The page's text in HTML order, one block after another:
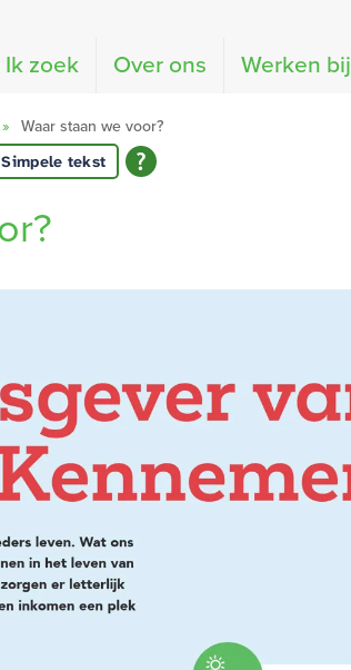
Ik zoek Over ons Werken bij
Waar staan we voor?
Simpele tekst